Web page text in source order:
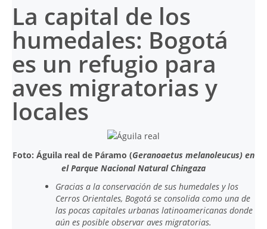
La capital de los
humedales: Bogotá
es un refugio para
aves migratorias y
locales
Foto: Águila real de Páramo (Geranoaetus melanoleucus) en
el Parque Nacional Natural Chingaza
Gracias a la conservación de sus humedales y los
Cerros Orientales, Bogotá se consolida como una de
las pocas capitales urbanas latinoamericanas donde
aún es posible observar aves migratorias.